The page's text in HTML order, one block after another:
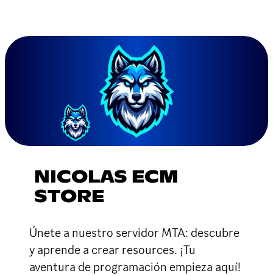
NICOLAS ECM
STORE
Únete a nuestro servidor MTA: descubre
y aprende a crear resources. ¡Tu
aventura de programación empieza aquí!